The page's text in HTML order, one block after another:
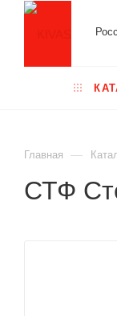
Главная —
СТФ